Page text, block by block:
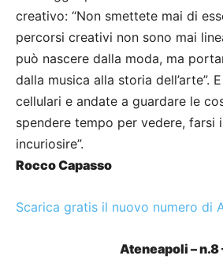
creativo: “Non smettete mai di
percorsi creativi non sono mai
può nascere dalla moda, ma
dalla musica alla storia dell’arte”.
cellulari e andate a guardare le
spendere tempo per vedere, farsi
incuriosire”.
Rocco Capasso
Scarica gratis il nuovo numero di
Ateneapoli – n.8